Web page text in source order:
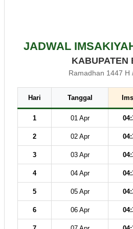
JADWAL
KABUPATEN
Ramadhan 1447 H
Hari Tanggal
1 01 Apr
2 02 Apr
3 03 Apr
4 04 Apr
5 05 Apr
6 06 Apr